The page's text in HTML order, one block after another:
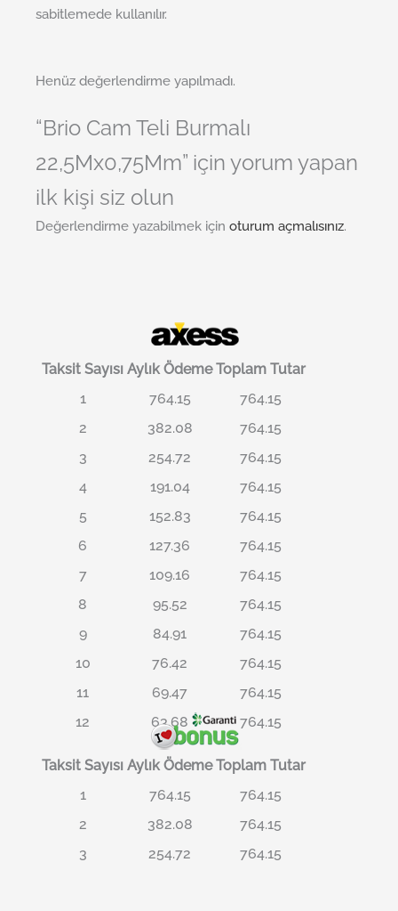
sabitlemede kullanılır.
Henüz değerlendirme yapılmadı.
“Brio Cam Teli Burmalı
22,5Mx0,75Mm” için yorum yapan
ilk kişi siz olun
Değerlendirme yazabilmek için oturum açmalısınız.
Taksit Sayısı Aylık Ödeme Toplam Tutar
1
764.15
764.15
2
382.08
764.15
3
254.72
764.15
4
191.04
764.15
5
152.83
764.15
6
127.36
764.15
7
109.16
764.15
8
95.52
764.15
9
84.91
764.15
10
76.42
764.15
11
69.47
764.15
12
63.68 764.15
Taksit Sayısı Aylık Ödeme Toplam Tutar
1
764.15
764.15
2
382.08
764.15
3
254.72 764.15